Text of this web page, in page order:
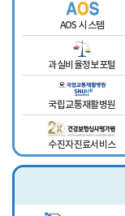
AOS 시스템
과실비율정보포털
국립교통재활병원
수진자진료서비스